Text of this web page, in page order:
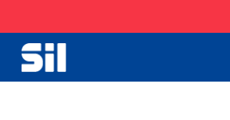
main
content